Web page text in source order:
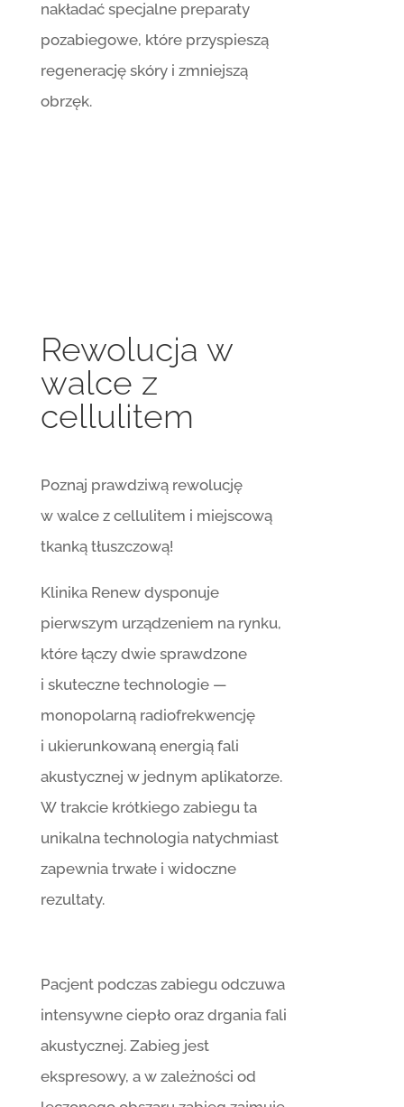
nakładać specjalne preparaty
pozabiegowe, które przyspieszą
regenerację skóry i zmniejszą
obrzęk.
Rewolucja w
walce z
cellulitem
Poznaj prawdziwą rewolucję
w walce z cellulitem i miejscową
tkanką tłuszczową!
Klinika Renew dysponuje
pierwszym urządzeniem na rynku,
które łączy dwie sprawdzone
i skuteczne technologie —
monopolarną radiofrekwencję
i ukierunkowaną energią fali
akustycznej w jednym aplikatorze.
W trakcie krótkiego zabiegu ta
unikalna technologia natychmiast
zapewnia trwałe i widoczne
rezultaty.
Pacjent podczas zabiegu odczuwa
intensywne ciepło oraz drgania fali
akustycznej. Zabieg jest
ekspresowy, a w zależności od